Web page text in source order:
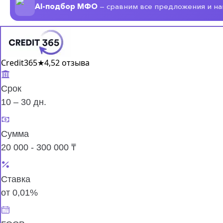
AI-подбор МФО — сравним все предложения и
Credit365★4,52 отзыва
Срок
10 – 30 дн.
Сумма
20 000 - 300 000 ₸
Ставка
от 0,01%